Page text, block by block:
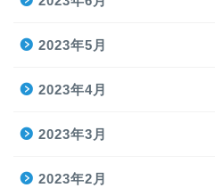
2023年5月
2023年4月
2023年3月
2023年2月